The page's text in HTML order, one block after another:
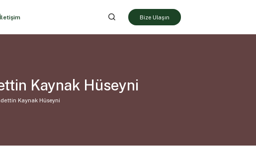
İletişim Bize Ulaşın
Kaynak Hüseyni
Kaynak Hüseyni